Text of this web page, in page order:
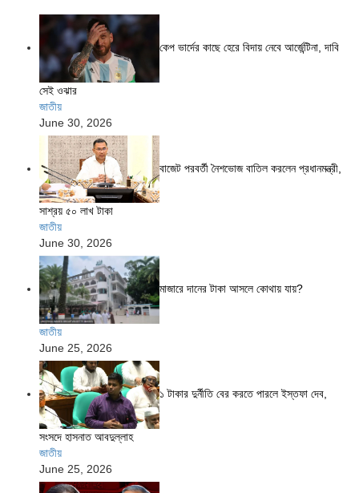
কেপ ভার্দের কাছে হেরে বিদায় নেবে আর্জেন্টিনা, দাবি
সেই ওঝার
জাতীয়
June 30, 2026
বাজেট পরবর্তী নৈশভোজ বাতিল করলেন প্রধানমন্ত্রী,
সাশ্রয় ৫০ লাখ টাকা
জাতীয়
June 30, 2026
মাজারে দানের টাকা আসলে কোথায় যায়?
জাতীয়
June 25, 2026
১ টাকার দুর্নীতি বের করতে পারলে ইস্তফা দেব,
সংসদে হাসনাত আবদুল্লাহ
জাতীয়
June 25, 2026